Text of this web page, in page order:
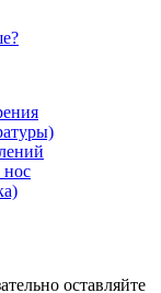
оставляйте